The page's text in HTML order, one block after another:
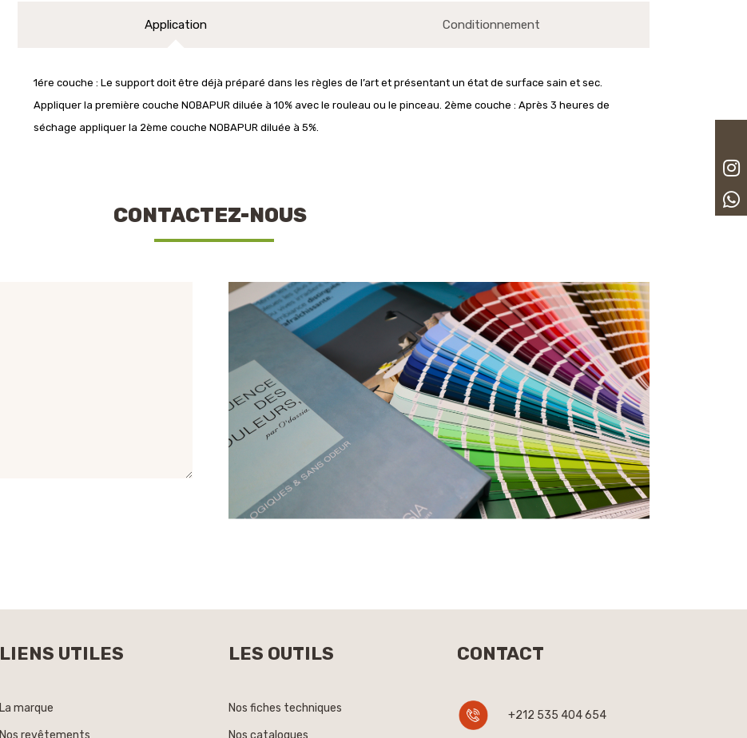
Application Conditionnement
1ére couche : Le support doit être déjà préparé dans les règles de l’art et présentant un état de surface sain et sec.
Appliquer la première couche NOBAPUR diluée à 10% avec le rouleau ou le pinceau. 2ème couche : Après 3 heures de
séchage appliquer la 2ème couche NOBAPUR diluée à 5%.
CONTACTEZ-NOUS
LIENS UTILES
La marque
LES OUTILS
Nos fiches techniques
CONTACT
+212 535 404 654